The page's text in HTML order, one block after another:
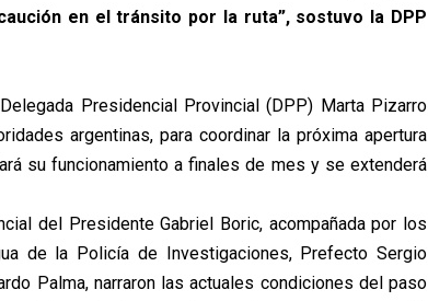
en el tránsito por la ruta”, sostuvo la DPP
Presidencial Provincial (DPP) Marta Pizarro
argentinas, para coordinar la próxima apertura
su funcionamiento a finales de mes y se extenderá
del Presidente Gabriel Boric, acompañada por los
de la Policía de Investigaciones, Prefecto Sergio
Palma, narraron las actuales condiciones del paso